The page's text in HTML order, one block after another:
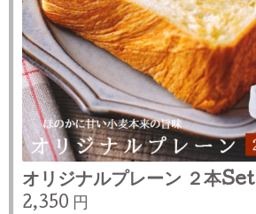
オリジナルプレーン ２本Set
2,350 円